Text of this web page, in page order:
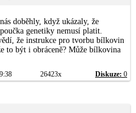
doběhly, když ukázaly, že
genetiky nemusí platit.
že instrukce pro tvorbu bílkovin
to být i obráceně? Může bílkovina
26423x Diskuze: 0